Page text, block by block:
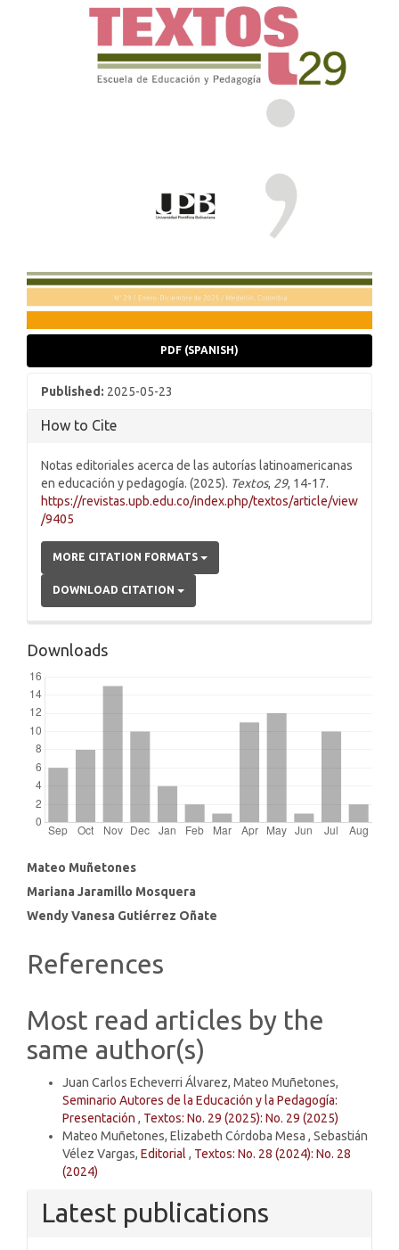
PDF (SPANISH)
Published: 2025-05-23
How to Cite
Notas editoriales acerca de las autorías latinoamericanas
en educación y pedagogía. (2025). Textos, 29, 14-17.
https://revistas.upb.edu.co/index.php/textos/article/view
/9405
MORE CITATION FORMATS
DOWNLOAD CITATION
Downloads
Main
Article
Content
Mateo Muñetones
Mariana Jaramillo Mosquera
Wendy Vanesa Gutiérrez Oñate
Article
References
Most read articles by the
same author(s)
Juan Carlos Echeverri Álvarez, Mateo Muñetones,
Seminario Autores de la Educación y la Pedagogía:
Presentación , Textos: No. 29 (2025): No. 29 (2025)
Mateo Muñetones, Elizabeth Córdoba Mesa , Sebastián
Vélez Vargas, Editorial , Textos: No. 28 (2024): No. 28
(2024)
Latest publications